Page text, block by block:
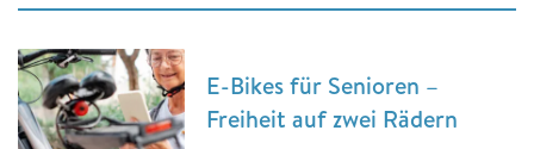
E-Bikes für Senioren –
Freiheit auf zwei Rädern